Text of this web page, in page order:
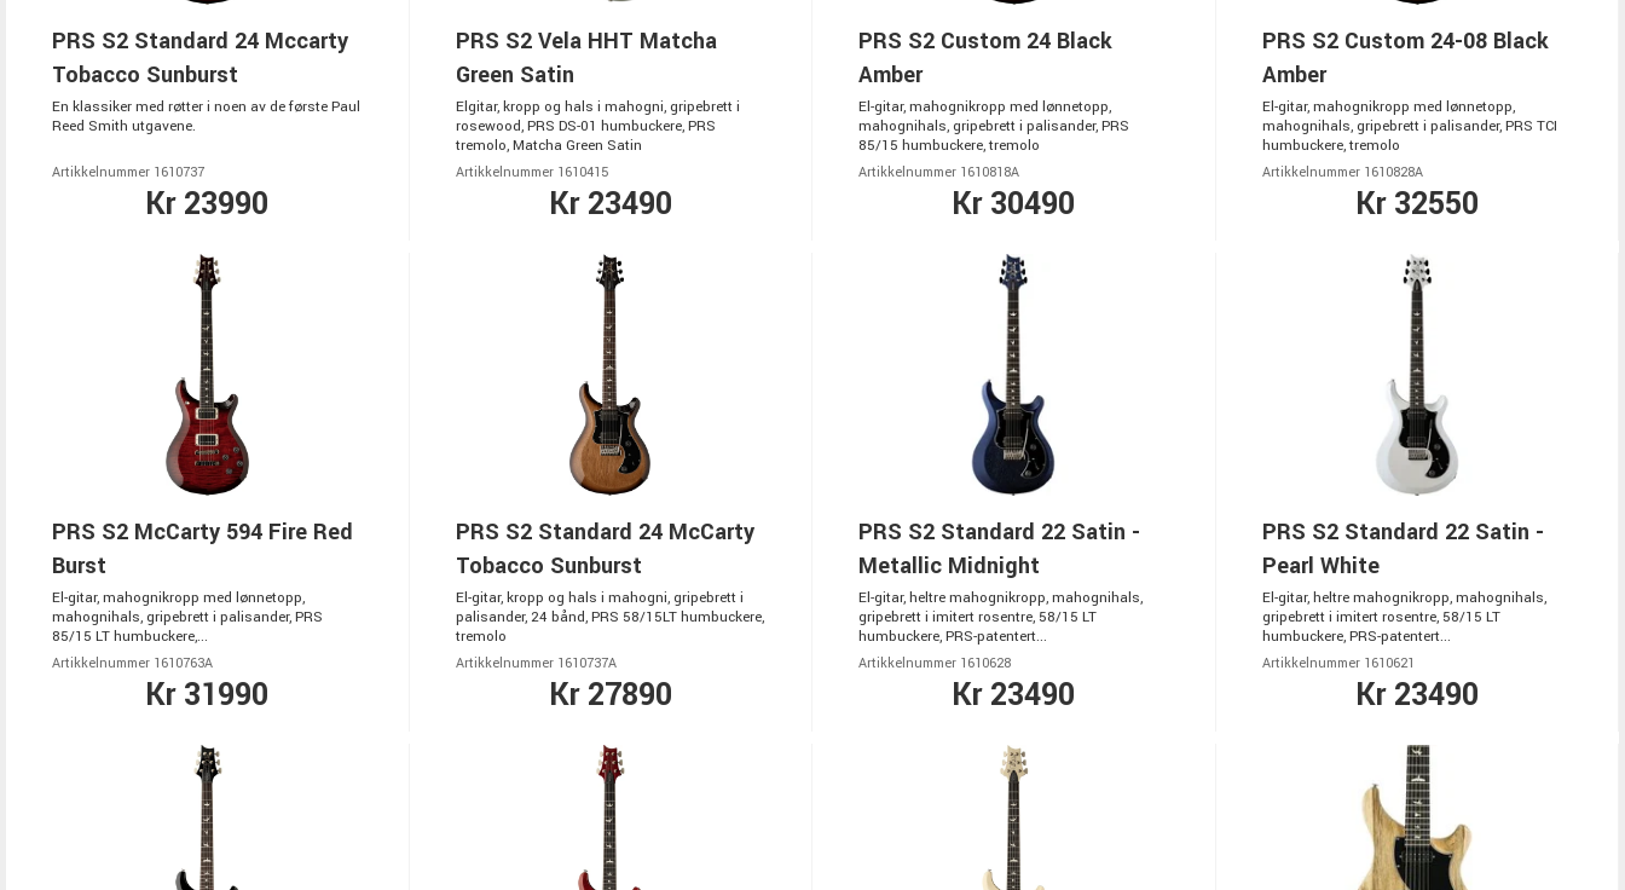
PRS S2 Standard 24 Mccarty
Tobacco Sunburst
En klassiker med røtter i noen av de første Paul
Reed Smith utgavene.
Artikkelnummer 1610737
Kr 23990
PRS S2 Vela HHT Matcha
Green Satin
Elgitar, kropp og hals i mahogni, gripebrett i
rosewood, PRS DS-01 humbuckere, PRS
tremolo, Matcha Green Satin
Artikkelnummer 1610415
Kr 23490
PRS S2 Custom 24 Black
Amber
El-gitar, mahognikropp med lønnetopp,
mahognihals, gripebrett i palisander, PRS
85/15 humbuckere, tremolo
Artikkelnummer 1610818A
Kr 30490
PRS S2 Custom 24-08 Black
Amber
El-gitar, mahognikropp med lønnetopp,
mahognihals, gripebrett i palisander, PRS TCI
humbuckere, tremolo
Artikkelnummer 1610828A
Kr 32550
PRS S2 McCarty 594 Fire Red
Burst
El-gitar, mahognikropp med lønnetopp,
mahognihals, gripebrett i palisander, PRS
85/15 LT humbuckere,...
Artikkelnummer 1610763A
Kr 31990
PRS S2 Standard 24 McCarty
Tobacco Sunburst
El-gitar, kropp og hals i mahogni, gripebrett i
palisander, 24 bånd, PRS 58/15LT humbuckere,
tremolo
Artikkelnummer 1610737A
Kr 27890
PRS S2 Standard 22 Satin -
Metallic Midnight
El-gitar, heltre mahognikropp, mahognihals,
gripebrett i imitert rosentre, 58/15 LT
humbuckere, PRS-patentert...
Artikkelnummer 1610628
Kr 23490
PRS S2 Standard 22 Satin -
Pearl White
El-gitar, heltre mahognikropp, mahognihals,
gripebrett i imitert rosentre, 58/15 LT
humbuckere, PRS-patentert...
Artikkelnummer 1610621
Kr 23490